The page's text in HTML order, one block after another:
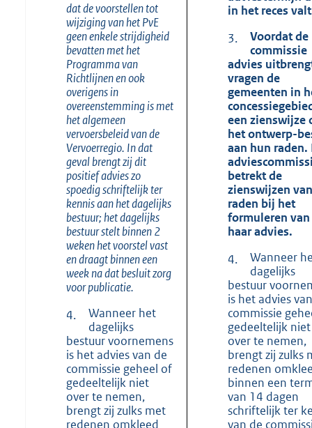
dat de voorstellen tot
wijziging van het PvE
geen enkele strijdigheid
bevatten met het
Programma van
Richtlijnen en ook
overigens in
overeenstemming is met
het algemeen
vervoersbeleid van de
Vervoerregio. In dat
geval brengt zij dit
positief advies zo
spoedig schriftelijk ter
kennis aan het dagelijks
bestuur; het dagelijks
bestuur stelt binnen 2
weken het voorstel vast
en draagt binnen een
week na dat besluit zorg
voor publicatie.
4.
Wanneer het
dagelijks
bestuur voornemens
is het advies van de
commissie geheel of
gedeeltelijk niet
over te nemen,
brengt zij zulks met
redenen omkleed
in het reces
3.
Voordat de
commissie
advies
vragen de
gemeenten in
een zienswijze
het ontwerp-
aan hun raden.
betrekt de
zienswijzen
raden bij het
formuleren van
haar advies.
4.
Wanneer
dagelijks
bestuur
is het advies
commissie
gedeeltelijk niet
over te nemen,
brengt zij zulks
redenen
binnen een
van 14 dagen
schriftelijk ter
van de